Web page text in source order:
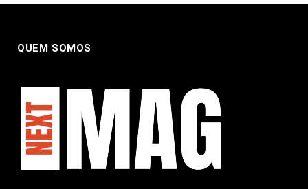
QUEM SOMOS